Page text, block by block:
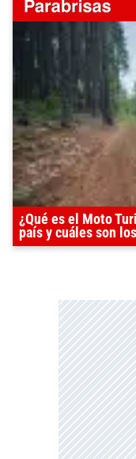
¿Qué es el Moto
país y cuáles son